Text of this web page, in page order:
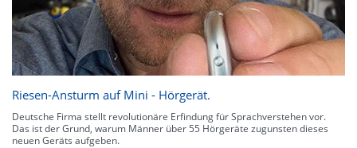
Riesen-Ansturm auf Mini - Hörgerät.
Deutsche Firma stellt revolutionäre Erfindung für Sprachverstehen vor.
Das ist der Grund, warum Männer über 55 Hörgeräte zugunsten dieses
neuen Geräts aufgeben.